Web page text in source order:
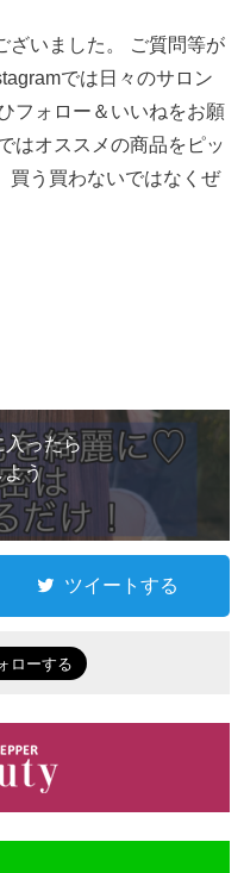
ざいました。 ご質問等が
では日々のサロン
フォロー＆いいねをお願
はオススメの商品をピッ
買う買わないではなくぜ
ったら
よう
ツイートする